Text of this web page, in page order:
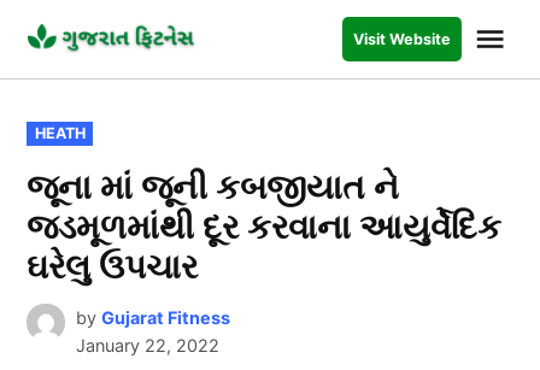
content
FITNESS
Visit Website
POSTED
IN
HEATH
જૂના માં જૂની કબજીયાત ને
જડમૂળમાંથી દૂર કરવાના આયુર્વેદિક
ઘરેલુ ઉપચાર
by Gujarat Fitness
January 22, 2022